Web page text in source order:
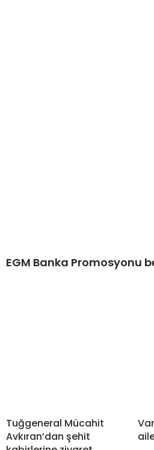
EGM Banka Promosyonu
Tuğgeneral Mücahit
Avkıran’dan şehit